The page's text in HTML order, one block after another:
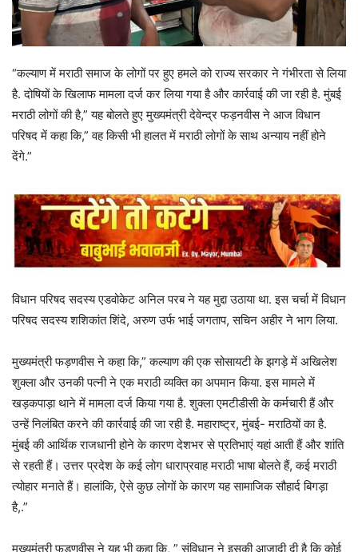
“कल्याण में मराठी समाज के लोगों पर हुए हमले को राज्य सरकार ने गंभीरता से लिया
है. दोषियों के खिलाफ मामला दर्ज कर लिया गया है और कार्रवाई की जा रही है. मुंबई
मराठी लोगों की है,” यह बोलते हुए मुख्यमंत्री देवेन्द्र फड़नवीस ने आज विधान
परिषद में कहा कि,” वह किसी भी हालत में मराठी लोगों के साथ अन्याय नहीं होने
देंगे.”
विधान परिषद सदस्य एडवोकेट अनिल परब ने यह मुद्दा उठाया था. इस चर्चा में विधान
परिषद सदस्य शशिकांत शिंदे, अरुण उर्फ ​​भाई जगताप, सचिन अहीर ने भाग लिया.
मुख्यमंत्री फड़णवीस ने कहा कि,” कल्याण की एक सोसायटी के झगड़े में अखिलेश
शुक्ला और उनकी पत्नी ने एक मराठी व्यक्ति का अपमान किया. इस मामले में
खड़कपाड़ा थाने में मामला दर्ज किया गया है. शुक्ला एमटीडीसी के कर्मचारी हैं और
उन्हें निलंबित करने की कार्रवाई की जा रही है. महाराष्ट्र, मुंबई- मराठियों का है.
मुंबई की आर्थिक राजधानी होने के कारण देशभर से प्रतिभाएं यहां आती हैं और शांति
से रहती हैं। उत्तर प्रदेश के कई लोग धाराप्रवाह मराठी भाषा बोलते हैं, कई मराठी
त्योहार मनाते हैं। हालांकि, ऐसे कुछ लोगों के कारण यह सामाजिक सौहार्द बिगड़ा
है,.”
मुख्यमंत्री फड़णवीस ने यह भी कहा कि, ” संविधान ने इसकी आजादी दी है कि कोई